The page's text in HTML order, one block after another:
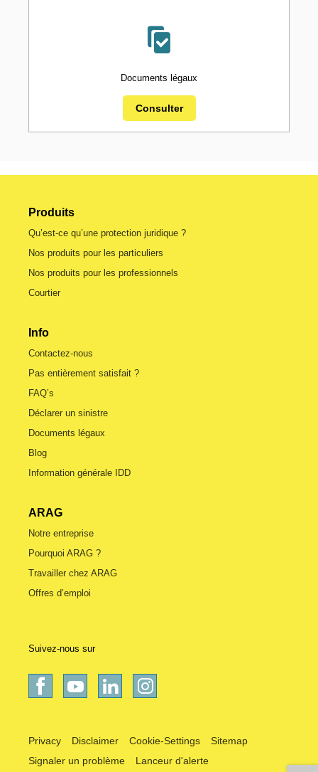
Documents légaux
Consulter
Produits
Qu’est-ce qu’une protection juridique ?
Nos produits pour les particuliers
Nos produits pour les professionnels
Courtier
Info
Contactez-nous
Pas entièrement satisfait ?
FAQ’s
Déclarer un sinistre
Documents légaux
Blog
Information générale IDD
ARAG
Notre entreprise
Pourquoi ARAG ?
Travailler chez ARAG
Offres d’emploi
Suivez-nous sur
Privacy Disclaimer Cookie-Settings
Sitemap
Signaler un problème
Lanceur d'alerte